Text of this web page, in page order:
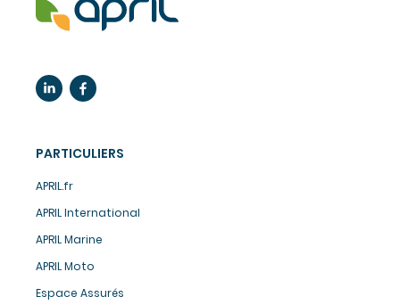
PARTICULIERS
APRIL.fr
APRIL International
APRIL Marine
APRIL Moto
Espace Assurés